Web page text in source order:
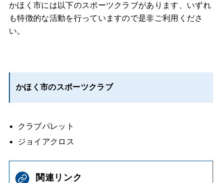
かほく市には以下のスポーツクラブがあります、いずれ
も特徴的な活動を行っていますので是非ご利用くださ
い。
かほく市のスポーツクラブ
クラブパレット
ジョイアクロス
関連リンク